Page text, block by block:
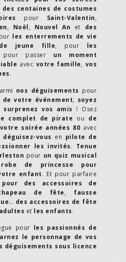
des centaines de costumes
pour Saint-Valentin,
, Noël, Nouvel An et des
les enterrements de vie
jeune fille, pour les
passer un moment
avec votre famille, vos
.
nos déguisements pour
de votre événement, soyez
surprenez vos amis ! Osez
complet de pirate ou de
soirée années 80 avec
déguisez-vous en pilote de
les invités. Tenue
pour un quiz musical
de princesse pour
enfant. Et pour parfaire
des accessoires de
de fête, fausse
… des accessoires de fête
et les enfants.
pour les passionnés de
le personnage de vos
déguisements sous licence